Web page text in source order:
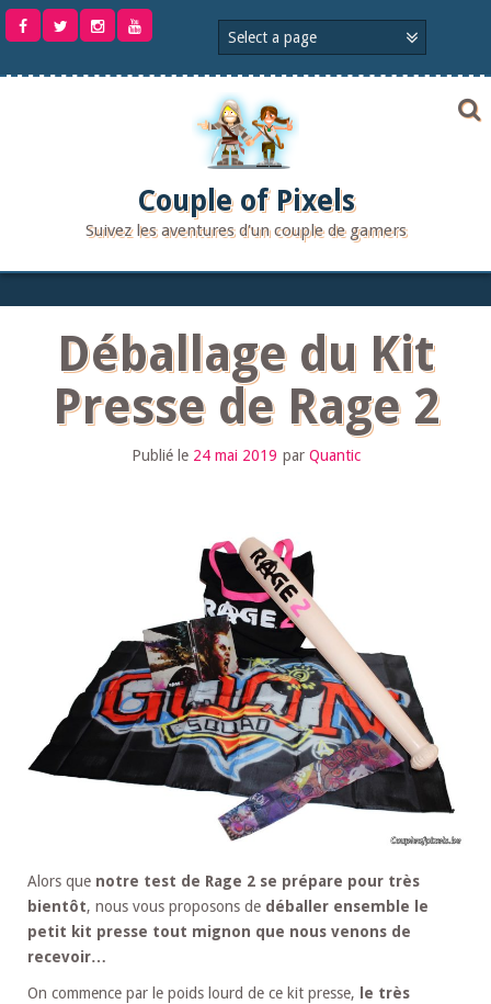
Aller
Couple of Pixels
Suivez les aventures d'un couple de gamers
Déballage du Kit
Presse de Rage 2
Publié le 24 mai 2019 par Quantic
Alors que notre test de Rage 2 se prépare pour très
bientôt, nous vous proposons de déballer ensemble le
petit kit presse tout mignon que nous venons de
recevoir…
On commence par le poids lourd de ce kit presse,
le très